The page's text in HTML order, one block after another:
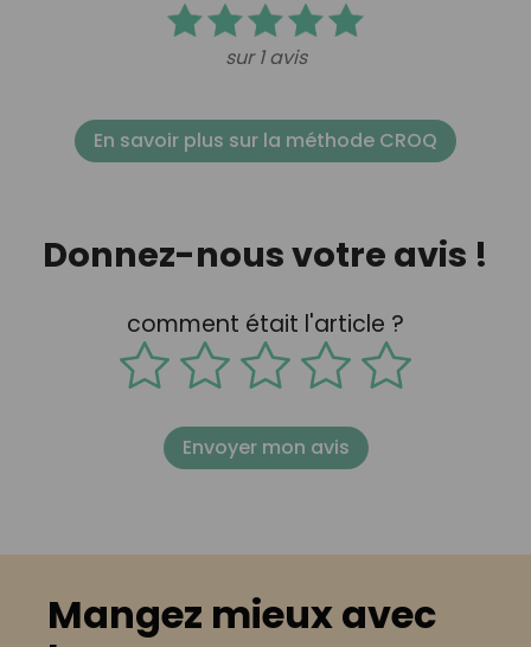
sur 1 avis
En savoir plus sur la méthode CROQ
Donnez-nous votre avis !
comment était l'article ?
Envoyer mon avis
Mangez mieux avec